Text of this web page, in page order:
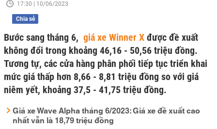
17:30 | 10/06/2023
Chia sẻ
Bước sang tháng 6, giá xe Winner X được đề xuất
không đổi trong khoảng 46,16 - 50,56 triệu đồng.
Tương tự, các cửa hàng phân phối tiếp tục triển khai
mức giá thấp hơn 8,66 - 8,81 triệu đồng so với giá
niêm yết, khoảng 37,5 - 41,75 triệu đồng.
Giá xe Wave Alpha tháng 6/2023: Giá xe đề xuất cao
nhất vẫn là 18,79 triệu đồng